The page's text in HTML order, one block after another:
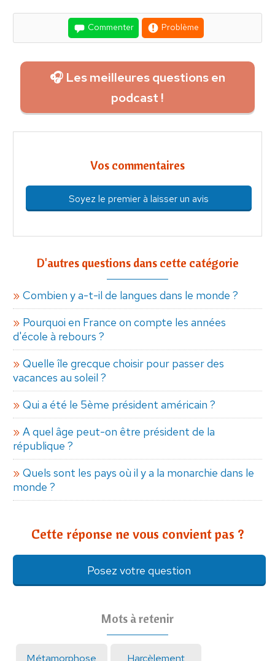
Commenter Problème
🎧 Les meilleures questions en
podcast !
Vos commentaires
Soyez le premier à laisser un avis
D'autres questions dans cette catégorie
Combien y a-t-il de langues dans le monde ?
Pourquoi en France on compte les années
d'école à rebours ?
Quelle île grecque choisir pour passer des
vacances au soleil ?
Qui a été le 5ème président américain ?
A quel âge peut-on être président de la
république ?
Quels sont les pays où il y a la monarchie dans le
monde ?
Cette réponse ne vous convient pas ?
Posez votre question
Mots à retenir
Métamorphose Harcèlement